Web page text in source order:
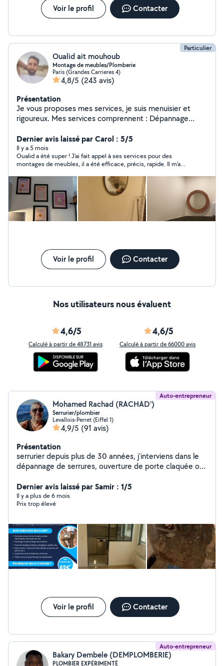
réalisation de cloisons et faux-plafonds, réfection de
murs endommagés
Voir le profil Contacter
Particulier
Oualid ait mouhoub
Montage de meubles/Plomberie
Paris (Grandes Carrieres 4)
4,8/5 (243 avis)
Présentation
Je vous proposes mes services, je suis menuisier et
rigoureux. Mes services comprennent : Dépannage
Petit Bricolages Le Nettoyage à domicile Le Nettoyage
après chantier Disponible N'hésitez pas pas à me
contacter pour plus d'information.
Dernier avis laissé par Carol : 5/5
Il y a 5 mois
Oualid a été super ! J’ai fait appel à ses services pour des
montages de meubles, il a été efficace, précis, rapide. Il m’a
dans la mission mais à ma demande il l’a fait avec beaucoup de
gentillesse. Il est également ponctuel, sympathique et discret!
Il manquait des vis dans mes kits de meuble et il a utilisé les
siennes. Vraiment très professionnel et je suis très satisfaite
du résultat, c’est parfait. Les tarifs qu’il propose sont
extrêmement corrects. Merci encore Oualid ! Vous pouvez
Voir le profil Contacter
Nos utilisateurs nous évaluent
4,6/5
Calculé à partir de 48731 avis
4,6/5
Calculé à partir de 66000 avis
Auto-entrepreneur
Mohamed Rachad (RACHAD')
Serrurier/plombier
Levallois-Perret (Eiffel 1)
4,9/5 (91 avis)
Présentation
serrurier depuis plus de 30 années, j'interviens dans le
dépannage de serrures, ouverture de porte claquée ou
domaine de la plomberie et installation sanitaire, ainsi
que le bricolage en tous genre. En cas d'urgence vous
pouvez me contacter par téléphone
Dernier avis laissé par Samir : 1/5
Il y a plus de 6 mois
Prix trop élevé
Voir le profil Contacter
Auto-entrepreneur
Bakary Dembele (DEMPLOMBERIE)
PLOMBIER EXPÉRIMENTÉ